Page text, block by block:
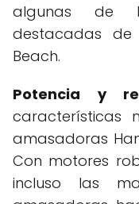
algunas de
destacadas de
Beach.
Potencia y
características
amasadoras
Con motores
incluso las